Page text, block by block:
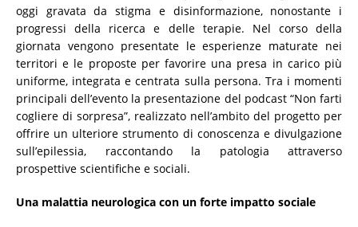
oggi gravata da stigma e disinformazione, nonostante i
progressi della ricerca e delle terapie. Nel corso della
giornata vengono presentate le esperienze maturate nei
territori e le proposte per favorire una presa in carico più
uniforme, integrata e centrata sulla persona. Tra i momenti
principali dell’evento la presentazione del podcast “Non farti
cogliere di sorpresa”, realizzato nell’ambito del progetto per
offrire un ulteriore strumento di conoscenza e divulgazione
sull’epilessia, raccontando la patologia attraverso
prospettive scientifiche e sociali.
Una malattia neurologica con un forte impatto sociale